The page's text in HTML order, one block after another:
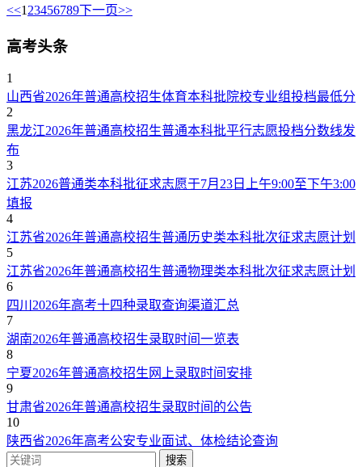
<<123456789下一页>>
高考头条
1
山西省2026年普通高校招生体育本科批院校专业组投档最低分
2
黑龙江2026年普通高校招生普通本科批平行志愿投档分数线发
布
3
江苏2026普通类本科批征求志愿于7月23日上午9:00至下午3:00
填报
4
江苏省2026年普通高校招生普通历史类本科批次征求志愿计划
5
江苏省2026年普通高校招生普通物理类本科批次征求志愿计划
6
四川2026年高考十四种录取查询渠道汇总
7
湖南2026年普通高校招生录取时间一览表
8
宁夏2026年普通高校招生网上录取时间安排
9
甘肃省2026年普通高校招生录取时间的公告
10
陕西省2026年高考公安专业面试、体检结论查询
搜索